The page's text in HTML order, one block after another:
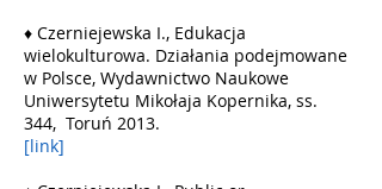
♦ Czerniejewska I., Edukacja
wielokulturowa. Działania podejmowane
w Polsce, Wydawnictwo Naukowe
Uniwersytetu Mikołaja Kopernika, ss.
344, Toruń 2013.
[link]